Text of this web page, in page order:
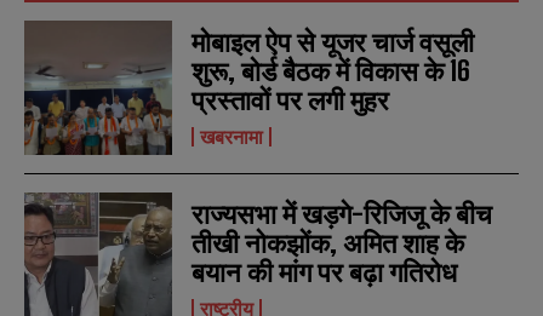
N
a
m
N
a
m
मोबाइल ऐप से यूजर चार्ज वसूली
शुरू, बोर्ड बैठक में विकास के 16
प्रस्तावों पर लगी मुहर
खबरनामा
राज्यसभा में खड़गे-रिजिजू के बीच
तीखी नोकझोंक, अमित शाह के
बयान की मांग पर बढ़ा गतिरोध
राष्ट्रीय